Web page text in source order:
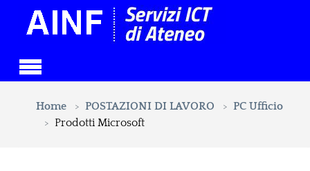
Home
POSTAZIONI DI LAVORO
PC Ufficio
Prodotti Microsoft